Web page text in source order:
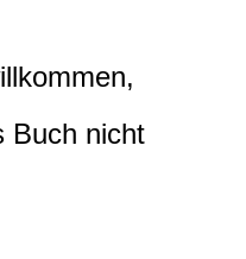
Buch nicht